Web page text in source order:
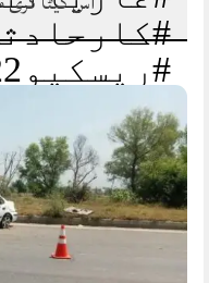
#BreakingNews